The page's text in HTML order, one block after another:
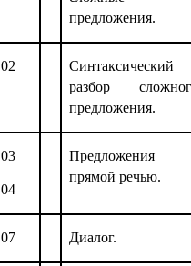
предложения.
02
Синтаксический
разбор
предложения.
03
04
Предложения
прямой речью.
07 Диалог.